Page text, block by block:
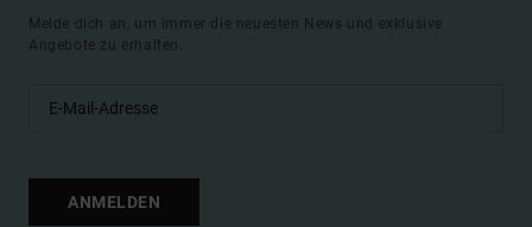
Melde dich an, um immer die neuesten News und exklusive
Angebote zu erhalten.
ANMELDEN